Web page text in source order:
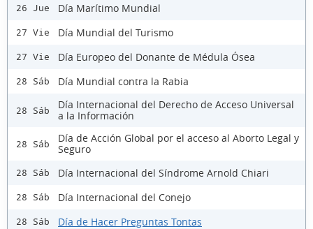
26 Jue Día Marítimo Mundial
27 Vie Día Mundial del Turismo
27 Vie Día Europeo del Donante de Médula Ósea
28 Sáb Día Mundial contra la Rabia
28 Sáb
Día Internacional del Derecho de Acceso Universal
a la Información
28 Sáb
Día de Acción Global por el acceso al Aborto Legal y
Seguro
28 Sáb Día Internacional del Síndrome Arnold Chiari
28 Sáb Día Internacional del Conejo
28 Sáb Día de Hacer Preguntas Tontas